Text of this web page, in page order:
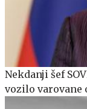
Nekdanji šef
vozilo varovane